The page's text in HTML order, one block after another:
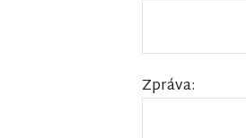
Zpráva: